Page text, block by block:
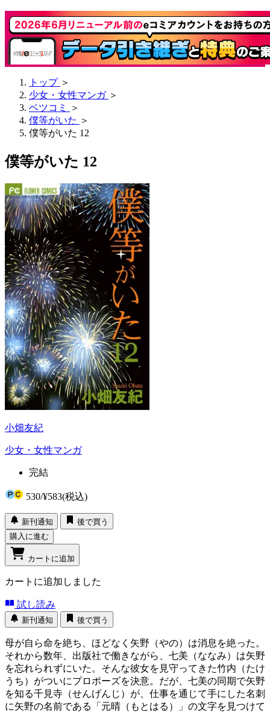
トップ ＞
少女・女性マンガ ＞
ベツコミ
＞
僕等がいた ＞
僕等がいた 12
僕等がいた 12
小畑友紀
少女・女性マンガ
完結
530/¥583(税込)
新刊通知
後で買う
購入に進む
カートに追加
カートに追加しました
試し読み
新刊通知 後で買う
母が自ら命を絶ち、ほどなく矢野（やの）は消息を絶った。
それから数年、出版社で働きながら、七美（ななみ）は矢野
を忘れられずにいた。そんな彼女を見守ってきた竹内（たけ
うち）がついにプロポーズを決意。だが、七美の同期で矢野
を知る千見寺（せんげんじ）が、仕事を通じて手にした名刺
に矢野の名前である「元晴（もとはる）」の文字を見つけて